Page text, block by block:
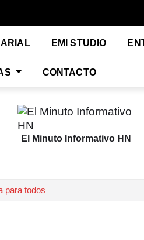
EMI STUDIO
CONTACTO
El Minuto Informativo HN
para todos